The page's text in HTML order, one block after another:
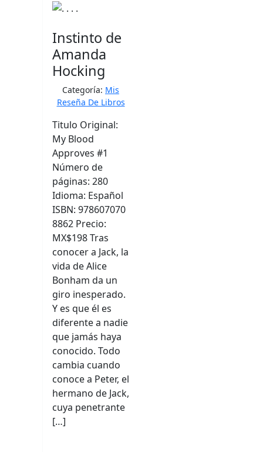
Instinto de
Amanda
Hocking
Categoría: Mis
Reseña De Libros
Titulo Original:
My Blood
Approves #1
Número de
páginas: 280
Idioma: Español
ISBN: 978607070
8862 Precio:
MX$198 Tras
conocer a Jack, la
vida de Alice
Bonham da un
giro inesperado.
Y es que él es
diferente a nadie
que jamás haya
conocido. Todo
cambia cuando
conoce a Peter, el
hermano de Jack,
cuya penetrante
[…]